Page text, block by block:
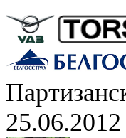
25.06.2012